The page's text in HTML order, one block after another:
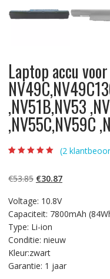
Laptop accu voor
,NV51B,NV53
,NV55C,NV59C
gebaseerd op
klantbeoordelinge
(2
€53.85 Oorspronkelijke
was:
€53.85.
€30.87Huidige
€30.87.
Voltage: 10.8V
Capaciteit: 7800mAh
Type: Li-ion
Conditie: nieuw
Kleur:zwart
Garantie: 1 jaar